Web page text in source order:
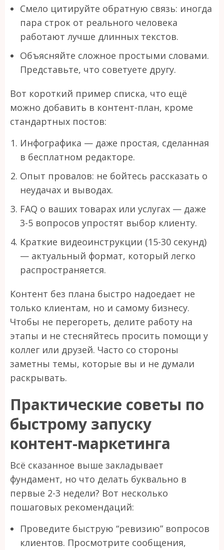
Смело цитируйте обратную связь: иногда
пара строк от реального человека
работают лучше длинных текстов.
Объясняйте сложное простыми словами.
Представьте, что советуете другу.
Вот короткий пример списка, что ещё
можно добавить в контент-план, кроме
стандартных постов:
Инфографика — даже простая, сделанная
в бесплатном редакторе.
Опыт провалов: не бойтесь рассказать о
неудачах и выводах.
FAQ о ваших товарах или услугах — даже
3-5 вопросов упростят выбор клиенту.
Краткие видеоинструкции (15-30 секунд)
— актуальный формат, который легко
распространяется.
Контент без плана быстро надоедает не
только клиентам, но и самому бизнесу.
Чтобы не перегореть, делите работу на
этапы и не стесняйтесь просить помощи у
коллег или друзей. Часто со стороны
заметны темы, которые вы и не думали
раскрывать.
Практические советы по
быстрому запуску
контент-маркетинга
Всё сказанное выше закладывает
фундамент, но что делать буквально в
первые 2-3 недели? Вот несколько
пошаговых рекомендаций:
Проведите быструю “ревизию” вопросов
клиентов. Просмотрите сообщения,